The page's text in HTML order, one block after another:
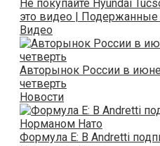
Не покупайте Hyundai
это видео |
Видео
Авторынок России в
четверть
Новости
Формула E: В Andretti